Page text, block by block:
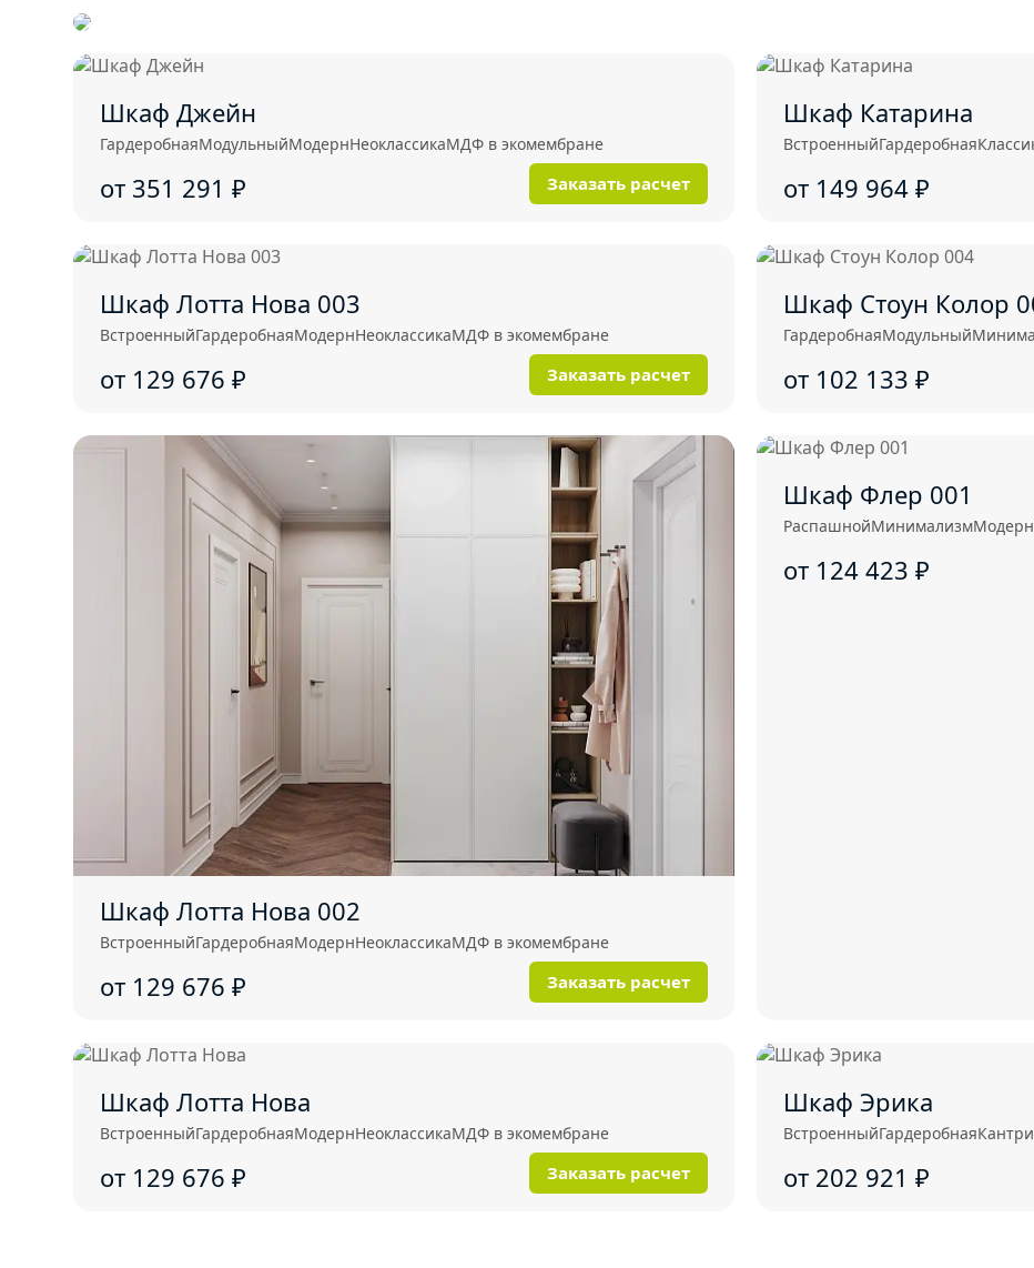
Шкаф Джейн
ГардеробнаяМодульныйМодернНеоклассикаМДФ в экомембране
от 351 291 ₽ Заказать расчет
Шкаф Катарина
ВстроенныйГардеробная
от 149 964 ₽
Шкаф Лотта Нова 003
ВстроенныйГардеробнаяМодернНеоклассикаМДФ в экомембране
от 129 676 ₽ Заказать расчет
Шкаф Стоун Колор
ГардеробнаяМодульный
от 102 133 ₽
Шкаф Лотта Нова 002
ВстроенныйГардеробнаяМодернНеоклассикаМДФ в экомембране
от 129 676 ₽ Заказать расчет
Шкаф Флер 001
РаспашнойМинимализмМодерн
от 124 423 ₽
Шкаф Лотта Нова
ВстроенныйГардеробнаяМодернНеоклассикаМДФ в экомембране
от 129 676 ₽ Заказать расчет
Шкаф Эрика
ВстроенныйГардеробнаяКантри
от 202 921 ₽